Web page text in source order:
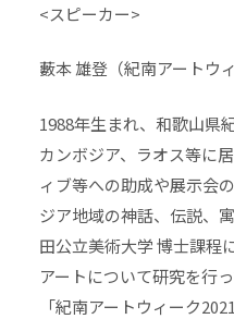
<スピーカー>
藪本 雄登（紀南アートウ
1988年生まれ、和歌山県
カンボジア、ラオス等に
ィブ等への助成や展示会
ジア地域の神話、伝説、
田公立美術大学 博士課程
アートについて研究を行
「紀南アートウィーク